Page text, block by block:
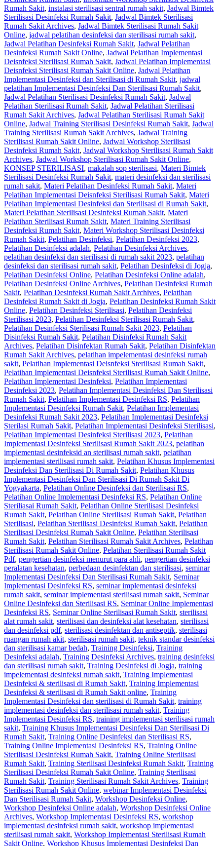
Rumah Sakit, instalasi sterilisasi sentral rumah sakit, Jadwal Bimtek
Sterilisasi Desinfeksi Rumah Sakit, Jadwal Bimtek Sterilisasi
Rumah Sakit Archives, Jadwal Bimtek Sterilisasi Rumah Sakit
Online, jadwal pelatihan desinfeksi dan sterilisasi rumah sakit,
Jadwal Pelatihan Desinfeksi Rumah Sakit, Jadwal Pelatihan
Desinfeksi Rumah Sakit Online, Jadwal Pelatihan Implementasi
Deisnfeksi Sterilisasi Rumah Sakit, Jadwal Pelatihan Implementasi
Deisnfeksi Sterilisasi Rumah Sakit Online, Jadwal Pelatihan
Implementasi Desinfeksi dan Sterilisasi di Rumah Sakit, jadwal
pelatihan Implementasi Desinfeksi Dan Sterilisasi Rumah Sakit,
Jadwal Pelatihan Sterilisasi Desinfeksi Rumah Sakit, Jadwal
Pelatihan Sterilisasi Rumah Sakit, Jadwal Pelatihan Sterilisasi
Rumah Sakit Archives, Jadwal Pelatihan Sterilisasi Rumah Sakit
Online, Jadwal Training Sterilisasi Desinfeksi Rumah Sakit, Jadwal
Training Sterilisasi Rumah Sakit Archives, Jadwal Training
Sterilisasi Rumah Sakit Online, Jadwal Workshop Sterilisasi
Desinfeksi Rumah Sakit, Jadwal Workshop Sterilisasi Rumah Sakit
Archives, Jadwal Workshop Sterilisasi Rumah Sakit Online,
KONSEP STERILISASI, makalah sop sterilisasi, Materi Bimtek
Sterilisasi Desinfeksi Rumah Sakit, materi desinfeksi dan sterilisasi
rumah sakit, Materi Pelatihan Desinfeksi Rumah Sakit, Materi
Pelatihan Implementasi Deisnfeksi Sterilisasi Rumah Sakit, Materi
Pelatihan Implementasi Desinfeksi dan Sterilisasi di Rumah Sakit,
Materi Pelatihan Sterilisasi Desinfeksi Rumah Sakit, Materi
Pelatihan Sterilisasi Rumah Sakit, Materi Training Sterilisasi
Desinfeksi Rumah Sakit, Materi Workshop Sterilisasi Desinfeksi
Rumah Sakit, Pelatihan Desinfeksi, Pelatihan Desinfeksi 2023,
Pelatihan Desinfeksi adalah, Pelatihan Desinfeksi Archives,
pelatihan desinfeksi dan sterilisasi di rumah sakit 2023, pelatihan
desinfeksi dan sterilisasi rumah sakit, Pelatihan Desinfeksi di Jogja,
Pelatihan Desinfeksi Online, Pelatihan Desinfeksi Online adalah,
Pelatihan Desinfeksi Online Archives, Pelatihan Desinfeksi Rumah
Sakit, Pelatihan Desinfeksi Rumah Sakit Archives, Pelatihan
Desinfeksi Rumah Sakit di Jogja, Pelatihan Desinfeksi Rumah Sakit
Online, Pelatihan Desinfeksi Sterilisasi, Pelatihan Desinfeksi
Sterilisasi 2023, Pelatihan Desinfeksi Sterilisasi Rumah Sakit,
Pelatihan Desinfeksi Sterilisasi Rumah Sakit 2023, Pelatihan
Disinfeksi Rumah Sakit, Pelatihan Disinfeksi Rumah Sakit
Archives, Pelatihan Disinfektan Rumah Sakit, Pelatihan Disinfektan
Rumah Sakit Archives, pelatihan impelementasi desinfeksi rumah
sakit, Pelatihan Implementasi Deisnfeksi Sterilisasi Rumah Sakit,
Pelatihan Implementasi Deisnfeksi Sterilisasi Rumah Sakit Online,
Pelatihan Implementasi Desinfeksi, Pelatihan Implementasi
Desinfeksi 2023, Pelatihan Implementasi Desinfeksi Dan Sterilisasi
Rumah Sakit, Pelatihan Implementasi Desinfeksi RS, Pelatihan
Implementasi Desinfeksi Rumah Sakit, Pelatihan Implementasi
Desinfeksi Rumah Sakit 2023, Pelatihan Implementasi Desinfeksi
Sterilasi Rumah Sakit, Pelatihan Implementasi Desinfeksi Sterilisasi,
Pelatihan Implementasi Desinfeksi Sterilisasi 2023, Pelatihan
Implementasi Desinfeksi Sterilisasi Rumah Sakit 2023, pelatihan
implementasi desinfeksid an sterilisasi rumah sakit, pelatihan
implementasi sterilisasi rumah sakit, Pelatihan Khusus Implementasi
Desinfeksi Dan Sterilisasi Di Rumah Sakit, Pelatihan Khusus
Implementasi Desinfeksi Dan Sterilisasi Di Rumah Sakit Di
Yogyakarta, Pelatihan Online Desinfeksi dan Sterilisasi RS,
Pelatihan Online Implementasi Desinfeksi RS, Pelatihan Online
Steriliasai Rumah Sakit, Pelatihan Online Sterilisasi Desinfeksi
Rumah Sakit, Pelatihan Online Sterilisasi Rumah Sakit, Pelatihan
Sterilisasi, Pelatihan Sterilisasi Desinfeksi Rumah Sakit, Pelatihan
Sterilisasi Desinfeksi Rumah Sakit Online, Pelatihan Sterilisasi
Rumah Sakit, Pelatihan Sterilisasi Rumah Sakit Archives, Pelatihan
Sterilisasi Rumah Sakit Online, Pelatihan Sterilisasi Rumah Sakit
Pdf, pengertian desinfeksi menurut para ahli, pengertian desinfeksi
peralatan kesehatan, perbedaan desinfektan dan sterilisasi, seminar
Implementasi Desinfeksi Dan Sterilisasi Rumah Sakit, Seminar
Implementasi Desinfeksi RS, seminar implementasi desinfeksi
rumah sakit, seminar implementasi sterilisasi rumah sakit, Seminar
Online Desinfeksi dan Sterilisasi RS, Seminar Online Implementasi
Desinfeksi RS, Seminar Online Sterilisasi Rumah Sakit, sterilisasi
alat rumah sakit, sterilisasi dan desinfeksi alat kesehatan, sterilisasi
dan desinfeksi pdf, sterilisasi desinfektan dan antiseptik, sterilisasi
ruangan rumah akit, sterilisasi rumah sakit, teknik standar desinfeksi
dan sterilisasi kamar bedah, Training Desinfeksi, Training
Desinfeksi adalah, Training Desinfeksi Archives, training desinfeksi
dan sterilisasi rumah sakit, Training Desinfeksi di Jogja, training
impelementasi desinfeksi rumah sakit, Training Implementasi
Desinfeksi & sterilisasi di Rumah Sakit, Training Implementasi
Desinfeksi & sterilisasi di Rumah Sakit online, Training
Implementasi Desinfeksi dan sterilisasi di Rumah Sakit, training
implementasi desinfeksi dan sterilisasi rumah sakit, Training
Implementasi Desinfeksi RS, training implementasi sterilisasi rumah
sakit, Training Khusus Implementasi Desinfeksi Dan Sterilisasi Di
Rumah Sakit, Training Online Desinfeksi dan Sterilisasi RS,
Training Online Implementasi Desinfeksi RS, Training Online
Sterilisasi Desinfeksi Rumah Sakit, Training Online Sterilisasi
Rumah Sakit, Training Sterilisasi Desinfeksi Rumah Sakit, Training
Sterilisasi Desinfeksi Rumah Sakit Online, Training Sterilisasi
Rumah Sakit, Training Sterilisasi Rumah Sakit Archives, Training
Sterilisasi Rumah Sakit Online, webinar Implementasi Desinfeksi
Dan Sterilisasi Rumah Sakit, Workshop Desinfeksi Online,
Workshop Desinfeksi Online adalah, Workshop Desinfeksi Online
Archives, Workshop Implementasi Desinfeksi RS, workshop
implementasi desinfeksi rumah sakit, workshop implementasi
sterilisasi rumah sakit, Workshop Implementasi Sterilisasi Rumah
Sakit Online, Workshop Khusus Implementasi Desinfeksi Dan